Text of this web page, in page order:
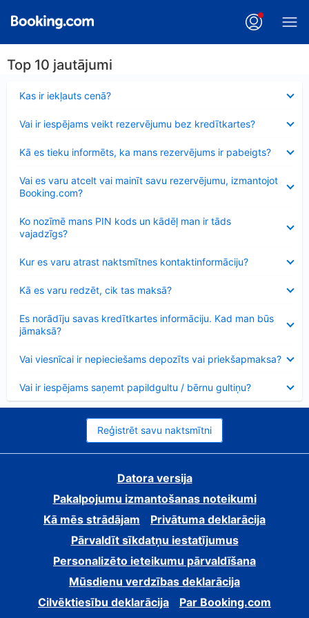
Top 10 jautājumi
Kas ir iekļauts cenā?
Vai ir iespējams veikt rezervējumu bez kredītkartes?
Kā es tieku informēts, ka mans rezervējums ir pabeigts?
Vai es varu atcelt vai mainīt savu rezervējumu, izmantojot
Booking.com?
Ko nozīmē mans PIN kods un kādēļ man ir tāds
vajadzīgs?
Kur es varu atrast naktsmītnes kontaktinformāciju?
Kā es varu redzēt, cik tas maksā?
Es norādīju savas kredītkartes informāciju. Kad man būs
jāmaksā?
Vai viesnīcai ir nepieciešams depozīts vai priekšapmaksa?
Vai ir iespējams saņemt papildgultu / bērnu gultiņu?
Reģistrēt savu naktsmītni
Datora versija
Pakalpojumu izmantošanas noteikumi
Kā mēs strādājam
Privātuma deklarācija
Pārvaldīt sīkdatņu iestatījumus
Personalizēto ieteikumu pārvaldīšana
Mūsdienu verdzības deklarācija
Cilvēktiesību deklarācija
Par Booking.com